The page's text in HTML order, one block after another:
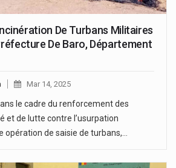
De Turbans Militaires
De Baro, Département
Mar 14, 2025
le cadre du renforcement des
et de lutte contre l’usurpation
opération de saisie de turbans,…